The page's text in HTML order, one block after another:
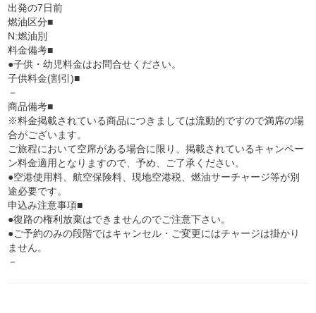
出発の7日前
燃油区分■
N:燃油別
料金備考■
●子供・幼児料金はお問合せください。
子供料金(割引)■
－
商品備考■
※料金掲載されている商品につきましては流動的ですので満席の場
合がございます。
ご旅程において空席がある場合に限り、掲載されているキャンペー
ン料金適用となりますので、予め、ご了承ください。
●空港使用料、航空保険料、現地空港税、燃油サーチャージ等が別
途必要です。
申込み注意事項■
●復路の権利放棄はできませんのでご注意下さい。
●ご予約のみの段階ではキャンセル・ご変更にはチャージは掛かり
ません。
－